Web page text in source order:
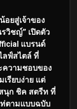
อยสู่เจ้าของ
วิชญ์” เปิดตัว
แบรนด์
ลฟ์สไตล์ ที่
วามชอบของ
เรียบง่าย แต่
นุก ชิค สตรีท ที่
ตามแบบฉบับ